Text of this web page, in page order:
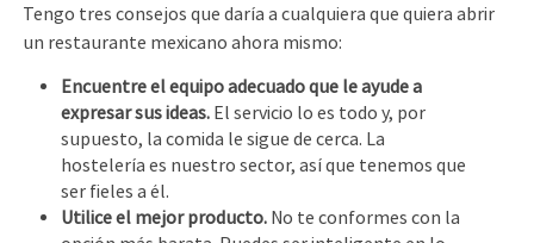
Tengo tres consejos que daría a cualquiera que quiera abrir
un restaurante mexicano ahora mismo:
Encuentre el equipo adecuado que le ayude a
expresar sus ideas. El servicio lo es todo y, por
supuesto, la comida le sigue de cerca. La
hostelería es nuestro sector, así que tenemos que
ser fieles a él.
Utilice el mejor producto. No te conformes con la